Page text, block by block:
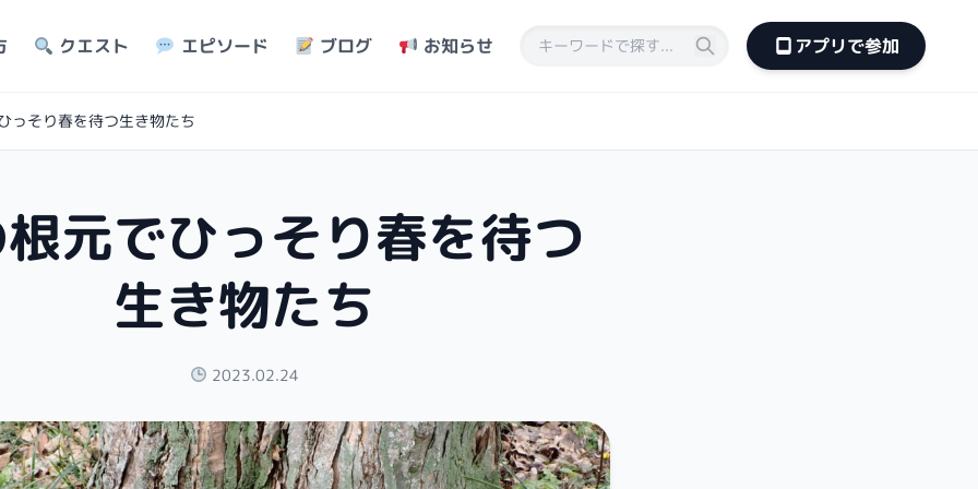
クエスト エピソード ブログ お知らせ アプリで参加
っそり春を待つ生き物たち
元でひっそり春を待つ
生き物たち
2023.02.24